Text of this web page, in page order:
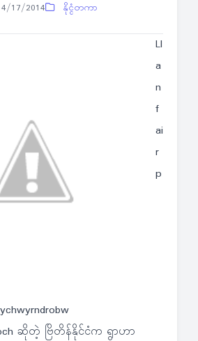
4/17/2014 နိုင္ငံတကာ
Ll
a
n
f
ai
r
p
ဆိုတဲ့ ဗြိတိန်နိုင်ငံက ရွာဟာ